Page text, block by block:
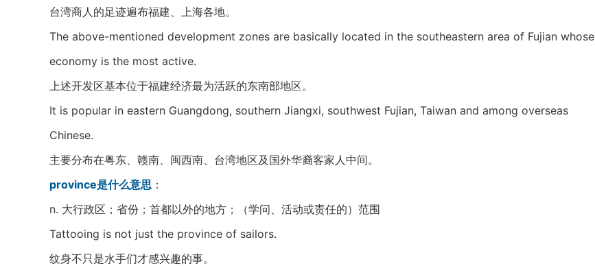
台湾商人的足迹遍布福建、上海各地。
The above-mentioned development zones are basically located in the southeastern area of Fujian whose
economy is the most active.
上述开发区基本位于福建经济最为活跃的东南部地区。
It is popular in eastern Guangdong, southern Jiangxi, southwest Fujian, Taiwan and among overseas
Chinese.
主要分布在粤东、赣南、闽西南、台湾地区及国外华裔客家人中间。
province是什么意思 ：
n. 大行政区；省份；首都以外的地方；（学问、活动或责任的）范围
Tattooing is not just the province of sailors.
纹身不只是水手们才感兴趣的事。